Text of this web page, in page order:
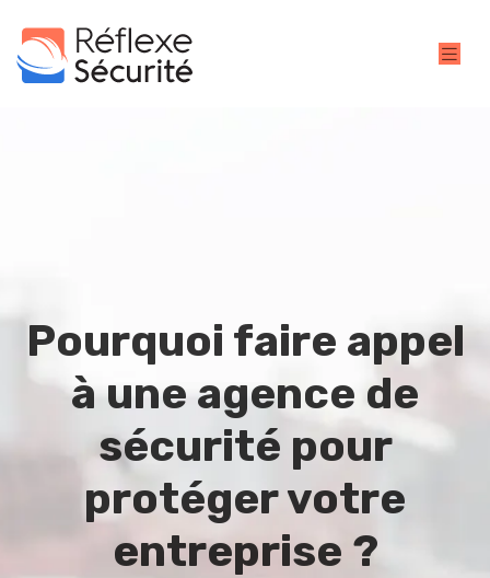
Pourquoi faire appel
à une agence de
sécurité pour
protéger votre
entreprise ?